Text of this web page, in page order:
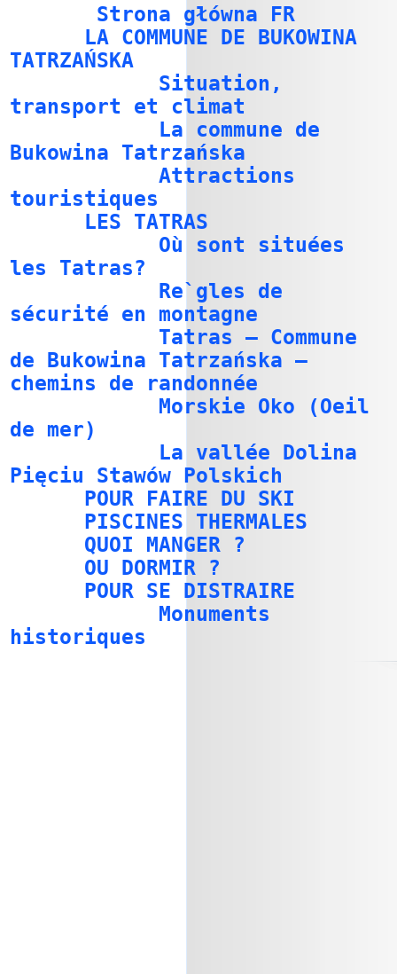
Strona główna FR
LA COMMUNE DE BUKOWINA
TATRZAŃSKA
Situation,
transport et climat
La commune de
Bukowina Tatrzańska
Attractions
touristiques
LES TATRAS
Où sont situées
les Tatras?
Re`gles de
sécurité en montagne
Tatras – Commune
de Bukowina Tatrzańska –
chemins de randonnée
Morskie Oko (Oeil
de mer)
La vallée Dolina
Pięciu Stawów Polskich
POUR FAIRE DU SKI
PISCINES THERMALES
QUOI MANGER ?
OU DORMIR ?
POUR SE DISTRAIRE
Monuments
historiques